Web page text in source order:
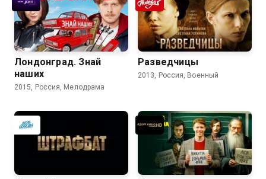
Лондонград. Знай
наших
2015, Россия, Мелодрама
Разведчицы
2013, Россия, Военный